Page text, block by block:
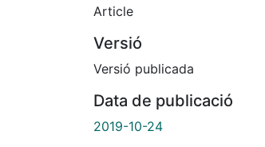
Article
Versió
Versió publicada
Data de publicació
2019-10-24